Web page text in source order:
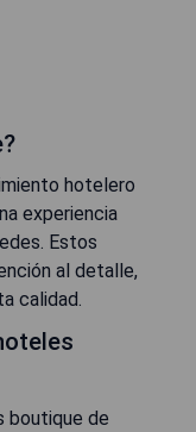
hotelero
experiencia
Estos
al detalle,
calidad.
boutique de